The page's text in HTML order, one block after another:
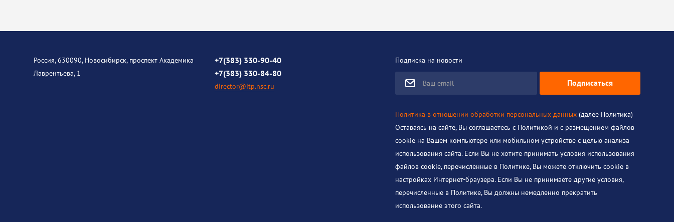
Россия, 630090, Новосибирск, проспект Академика
Лаврентьева, 1
+7(383) 330-90-40
+7(383) 330-84-80
director@itp.nsc.ru
Подписка на новости
Ваш email Подписаться
Политика в отношении обработки персональных данных(далее Политика)
Оставаясь на сайте, Вы соглашаетесь с Политикой и с размещением файлов
cookie на Вашем компьютере или мобильном устройстве с целью анализа
использования сайта. Если Вы не хотите принимать условия использования
файлов cookie, перечисленные в Политике, Вы можете отключить cookie в
настройках Интернет-браузера. Если Вы не принимаете другие условия,
перечисленные в Политике, Вы должны немедленно прекратить
использование этого сайта.